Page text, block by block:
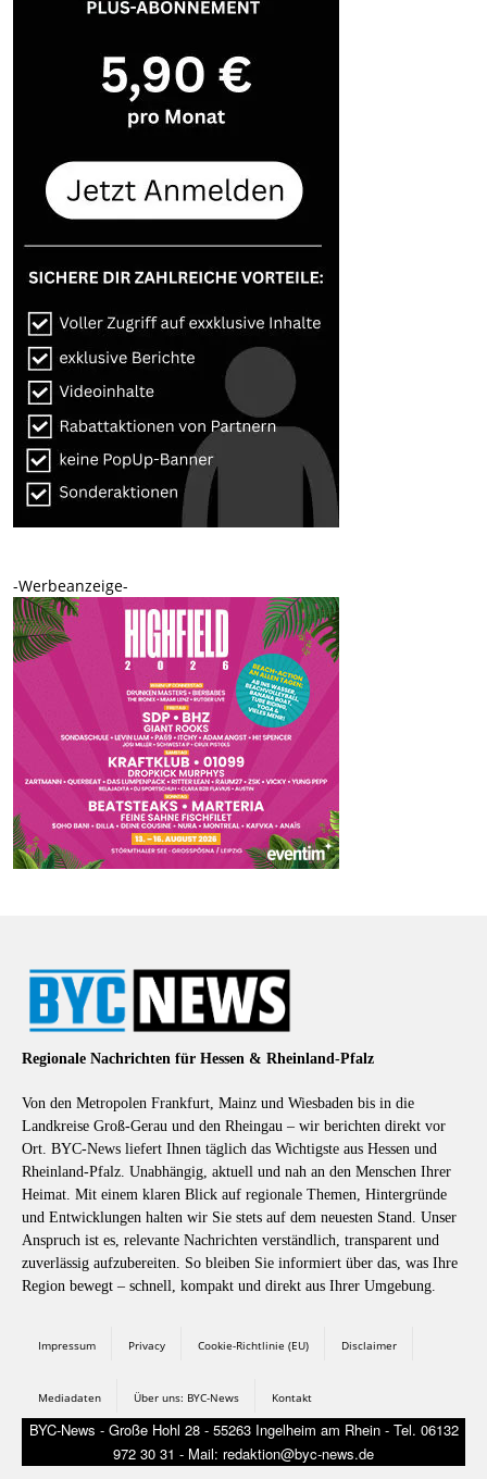
-Werbeanzeige-
Regionale Nachrichten für Hessen & Rheinland-Pfalz
Von den Metropolen Frankfurt, Mainz und Wiesbaden bis in die
Landkreise Groß-Gerau und den Rheingau – wir berichten direkt vor
Ort. BYC-News liefert Ihnen täglich das Wichtigste aus Hessen und
Rheinland-Pfalz. Unabhängig, aktuell und nah an den Menschen Ihrer
Heimat. Mit einem klaren Blick auf regionale Themen, Hintergründe
und Entwicklungen halten wir Sie stets auf dem neuesten Stand. Unser
Anspruch ist es, relevante Nachrichten verständlich, transparent und
zuverlässig aufzubereiten. So bleiben Sie informiert über das, was Ihre
Region bewegt – schnell, kompakt und direkt aus Ihrer Umgebung.
Impressum Privacy Cookie-Richtlinie (EU) Disclaimer
Mediadaten Über uns: BYC-News Kontakt
BYC-News - Große Hohl 28 - 55263 Ingelheim am Rhein - Tel. 06132
972 30 31 - Mail: redaktion@byc-news.de